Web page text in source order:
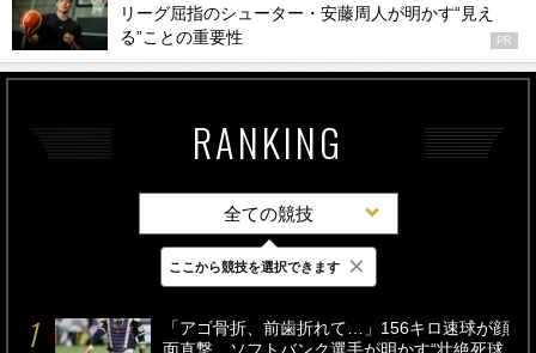
リーグ屈指のシューター・安藤周人が明かす“見え
る”ことの重要性
PR
RANKING
全ての競技
最新 24時間 週間
「アゴ骨折、前歯折れて…」156キロ速球が顔
ここから競技を選択できます ×